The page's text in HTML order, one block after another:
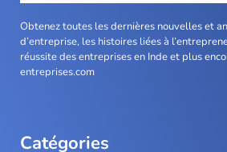
Obtenez toutes les dernières nouvelles et
d’entreprise, les histoires liées à
réussite des entreprises en Inde et plus
entreprises.com
Catégories